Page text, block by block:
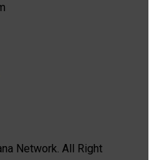
Network. All Right